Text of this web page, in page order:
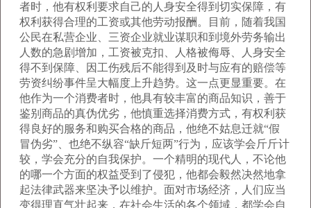
者时，他有权利要求自己的人身安全得到切实保障，有
权利获得合理的工资或其他劳动报酬。目前，随着我国
公民在私营企业、三资企业就业谋职和到境外劳务输出
人数的急剧增加，工资被克扣、人格被侮辱、人身安全
得不到保障、因工伤残后不能得到及时与应有的赔偿等
劳资纠纷事件呈大幅度上升趋势。这一点更显重要。在
他作为一个消费者时，他具有较丰富的商品知识，善于
鉴别商品的真伪优劣，他慎重选择消费方式，有权利获
得良好的服务和购买合格的商品，他绝不姑息迁就“假
冒伪劣”、也绝不纵容“缺斤短两”行为，应该学会斤斤计
较，学会充分的自我保护。一个精明的现代人，不论他
的哪一个方面的权益受到了侵犯，他都会毅然决然地拿
起法律武器来坚决予以维护。面对市场经济，人们应当
变得理直气壮起来，在社会生活的各个领域，都学会自